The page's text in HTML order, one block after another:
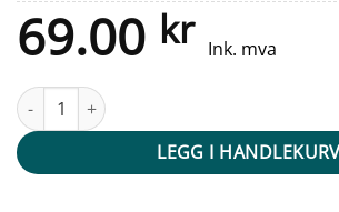
69.00 kr Ink. mva
Opphørsskilt Sone pil høyre og venstre -
LEGG I